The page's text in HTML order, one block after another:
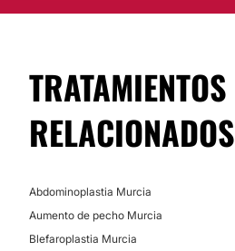
TRATAMIENTOS
RELACIONADOS
Abdominoplastia Murcia
Aumento de pecho Murcia
Blefaroplastia Murcia